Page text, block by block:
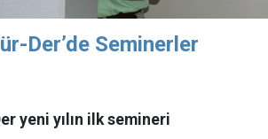
Der’de Seminerler
yeni yılın ilk semineri